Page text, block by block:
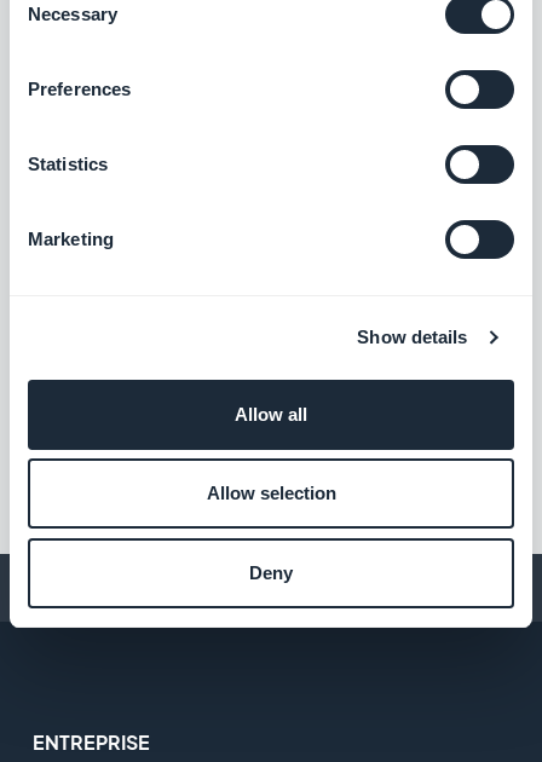
Selection
Necessary
Preferences
Statistics
Marketing
Show details
Allow all
Allow selection
Deny
Manager pour obtenir des statistiques
Analysez les statistiques d’utilisation de
Affichez automatiquement le contenu que
application GoodBarber avec l’intégration
Vimeo, pour une synchronisation en temps
Conseils pour créer une app
ENTREPRISE